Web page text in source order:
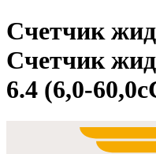
Счетчик
Счетчик
6.4 (6,0-